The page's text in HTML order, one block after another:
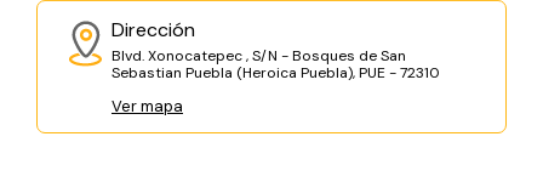
Dirección
Blvd. Xonocatepec , S/N - Bosques de San
Sebastian Puebla (Heroica Puebla), PUE - 72310
Ver mapa